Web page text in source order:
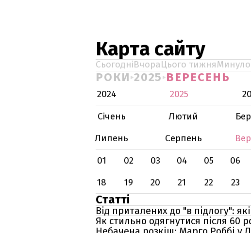
Карта сайту
СьогодніВчораЦього тижня
РОКИ 2025 ВЕРЕСЕНЬ
2024 2025
Січень
Лютий
Липень
Серпень
01
02 03 04 05 06
18
19 20 21 22 23
Статті
Від приталених до "в підлогу":
Як стильно одягнутися після 60